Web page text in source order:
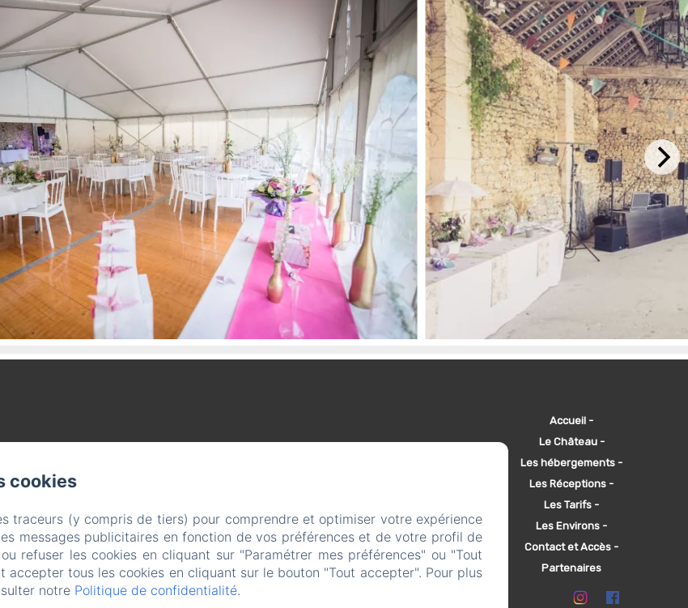
Accueil
Le Château
Les hébergements
Les Réceptions
Les Tarifs
Les Environs
Contact et Accès
Partenaires
cookies
traceurs (y compris de tiers) pour comprendre et optimiser votre expérience
messages publicitaires en fonction de vos préférences et de votre profil de
refuser les cookies en cliquant sur "Paramétrer mes préférences" ou "Tout
accepter tous les cookies en cliquant sur le bouton "Tout accepter". Pour plus
notre Politique de confidentialité.